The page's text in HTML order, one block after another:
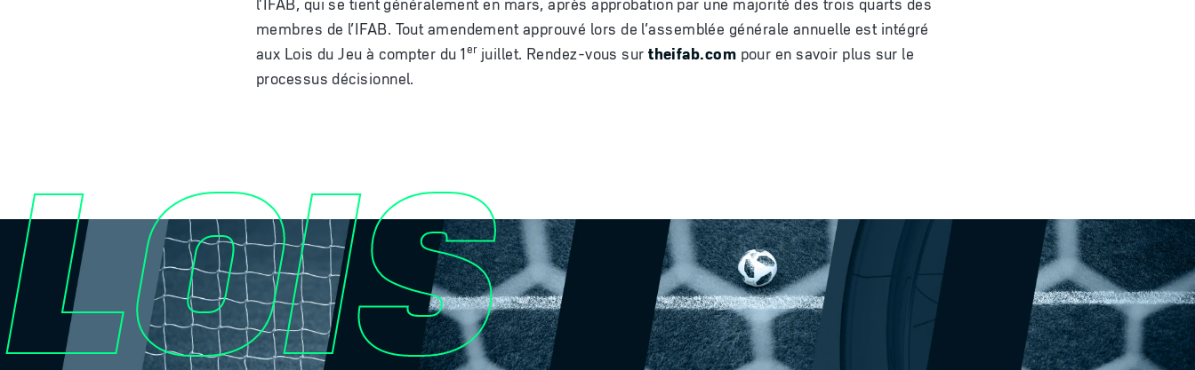
l’IFAB, qui se tient généralement en mars, après approbation par une majorité des trois quarts des
membres de l’IFAB. Tout amendement approuvé lors de l’assemblée générale annuelle est intégré
aux Lois du Jeu à compter du 1erjuillet. Rendez-vous surtheifab.com pour en savoir plus sur le
processus décisionnel.
LOIS